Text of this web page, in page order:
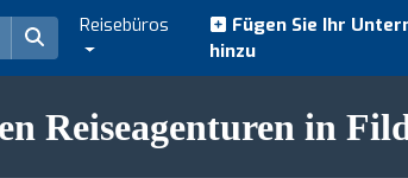
Reisebüros
Fügen Sie Ihr
hinzu
Reiseagenturen in